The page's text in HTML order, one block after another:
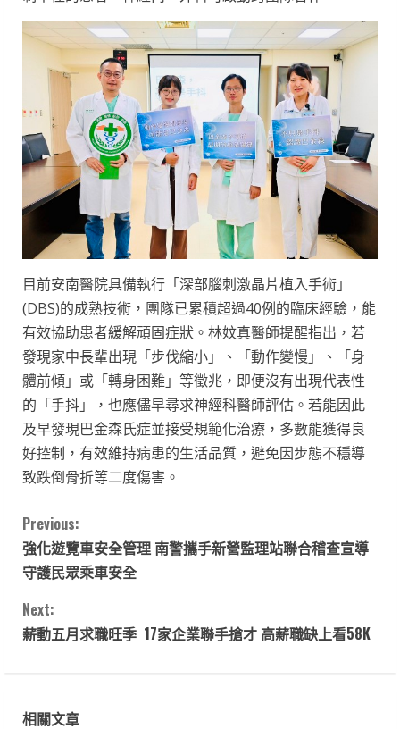
目前安南醫院具備執行「深部腦刺激晶片植入手術」
(DBS)的成熟技術，團隊已累積超過40例的臨床經驗，能
有效協助患者緩解頑固症狀。林妏真醫師提醒指出，若
發現家中長輩出現「步伐縮小」、「動作變慢」、「身
體前傾」或「轉身困難」等徵兆，即便沒有出現代表性
的「手抖」，也應儘早尋求神經科醫師評估。若能因此
及早發現巴金森氏症並接受規範化治療，多數能獲得良
好控制，有效維持病患的生活品質，避免因步態不穩導
致跌倒骨折等二度傷害。
C
o
n
t
n
Previous:
強化遊覽車安全管理 南警攜手新營監理站聯合稽查宣導
守護民眾乘車安全
Next:
薪動五月求職旺季 17家企業聯手搶才 高薪職缺上看58K
相關文章